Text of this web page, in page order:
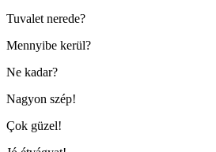
Tuvalet nerede?
Mennyibe kerül?
Ne kadar?
Nagyon szép!
Çok güzel!